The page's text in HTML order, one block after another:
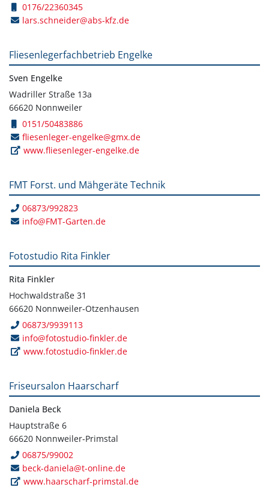
0176/22360345
lars.schneider@abs-kfz.de
Fliesenlegerfachbetrieb Engelke
Sven Engelke
Wadriller Straße 13a
66620 Nonnweiler
0151/50483886
fliesenleger-engelke@gmx.de
www.fliesenleger-engelke.de
FMT Forst. und Mähgeräte Technik
06873/992823
info@FMT-Garten.de
Fotostudio Rita Finkler
Rita Finkler
Hochwaldstraße 31
66620 Nonnweiler-Otzenhausen
06873/9939113
info@fotostudio-finkler.de
www.fotostudio-finkler.de
Friseursalon Haarscharf
Daniela Beck
Hauptstraße 6
66620 Nonnweiler-Primstal
06875/99002
beck-daniela@t-online.de
www.haarscharf-primstal.de